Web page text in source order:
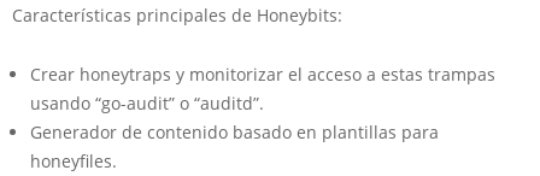
Características principales de Honeybits:
Crear honeytraps y monitorizar el acceso a estas trampas
usando “go-audit” o “auditd”.
Generador de contenido basado en plantillas para
honeyfiles.